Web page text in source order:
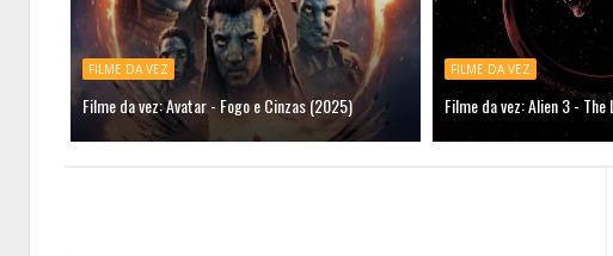
FILME DA VEZ
Filme da vez: Avatar - Fogo e Cinzas (2025)
FILME DA VEZ
Filme da vez: Alien 3 -